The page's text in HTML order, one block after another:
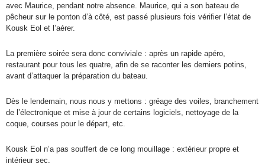
avec Maurice, pendant notre absence. Maurice, qui a son bateau de
pêcheur sur le ponton d’à côté, est passé plusieurs fois vérifier l’état de
Kousk Eol et l’aérer.
La première soirée sera donc conviviale : après un rapide apéro,
restaurant pour tous les quatre, afin de se raconter les derniers potins,
avant d’attaquer la préparation du bateau.
Dès le lendemain, nous nous y mettons : gréage des voiles, branchement
de l’électronique et mise à jour de certains logiciels, nettoyage de la
coque, courses pour le départ, etc.
Kousk Eol n’a pas souffert de ce long mouillage : extérieur propre et
intérieur sec.